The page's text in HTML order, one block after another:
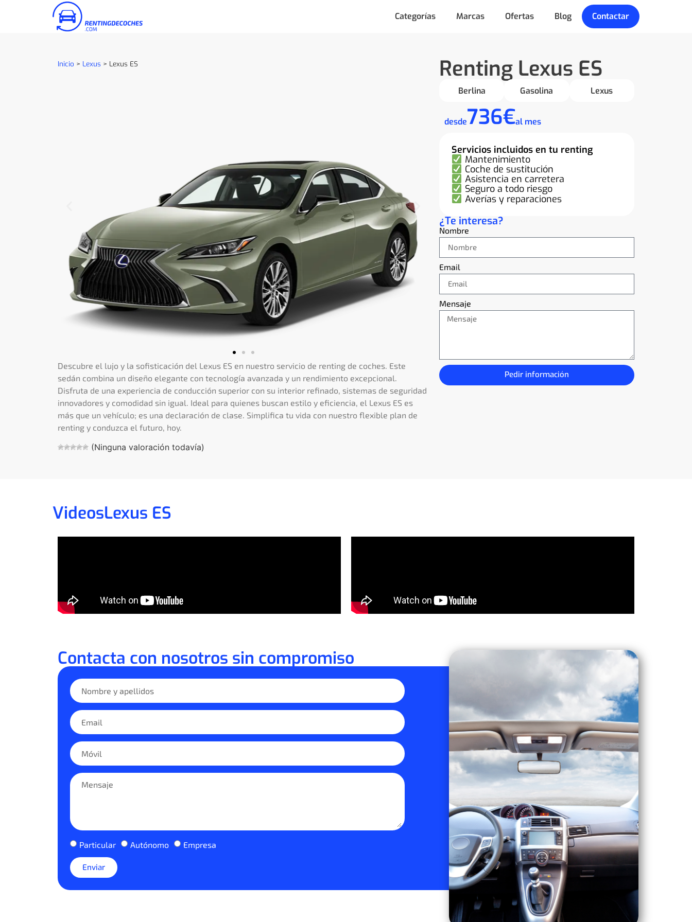
Categorías Marcas Ofertas Blog Contactar
Inicio > Lexus > Lexus ES
Descubre el lujo y la sofisticación del Lexus ES en nuestro servicio de renting de coches. Este
sedán combina un diseño elegante con tecnología avanzada y un rendimiento excepcional.
Disfruta de una experiencia de conducción superior con su interior refinado, sistemas de seguridad
innovadores y comodidad sin igual. Ideal para quienes buscan estilo y eficiencia, el Lexus ES es
más que un vehículo; es una declaración de clase. Simplifica tu vida con nuestro flexible plan de
renting y conduzca el futuro, hoy.
(Ninguna valoración todavía)
Renting Lexus ES
Berlina Gasolina Lexus
desde736€al mes
Servicios incluidos en tu renting
Mantenimiento
Coche de sustitución
Asistencia en carretera
Seguro a todo riesgo
Averías y reparaciones
¿Te interesa?
Nombre
Email
Mensaje
Pedir información
VideosLexus ES
Contacta con nosotros sin compromiso
Particular Autónomo Empresa
Enviar